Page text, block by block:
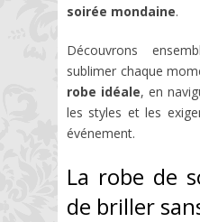
soirée mondaine.
Découvrons
sublimer chaque
robe idéale, en
les styles et les
événement.
La robe de
de briller